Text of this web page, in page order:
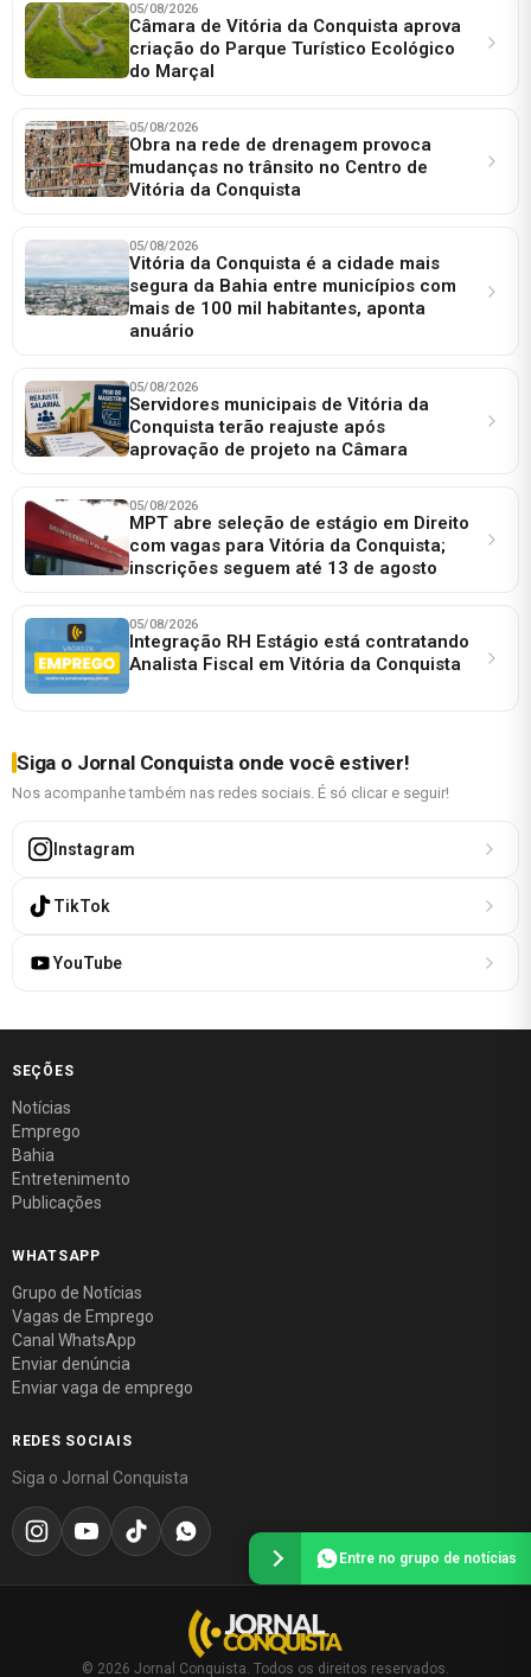
05/08/2026
Câmara de Vitória da Conquista aprova
criação do Parque Turístico Ecológico
do Marçal
05/08/2026
Obra na rede de drenagem provoca
mudanças no trânsito no Centro de
Vitória da Conquista
05/08/2026
Vitória da Conquista é a cidade mais
segura da Bahia entre municípios com
mais de 100 mil habitantes, aponta
anuário
05/08/2026
Servidores municipais de Vitória da
Conquista terão reajuste após
aprovação de projeto na Câmara
05/08/2026
MPT abre seleção de estágio em Direito
com vagas para Vitória da Conquista;
inscrições seguem até 13 de agosto
05/08/2026
Integração RH Estágio está contratando
Analista Fiscal em Vitória da Conquista
Siga o Jornal Conquista onde você estiver!
Nos acompanhe também nas redes sociais. É só clicar e seguir!
Instagram
TikTok
YouTube
SEÇÕES
Notícias
Emprego
Bahia
Entretenimento
Publicações
WHATSAPP
Grupo de Notícias
Vagas de Emprego
Canal WhatsApp
Enviar denúncia
Enviar vaga de emprego
REDES SOCIAIS
Siga o Jornal Conquista
© 2026 Jornal Conquista. Todos os direitos reservados.
Entre no grupo de notícias